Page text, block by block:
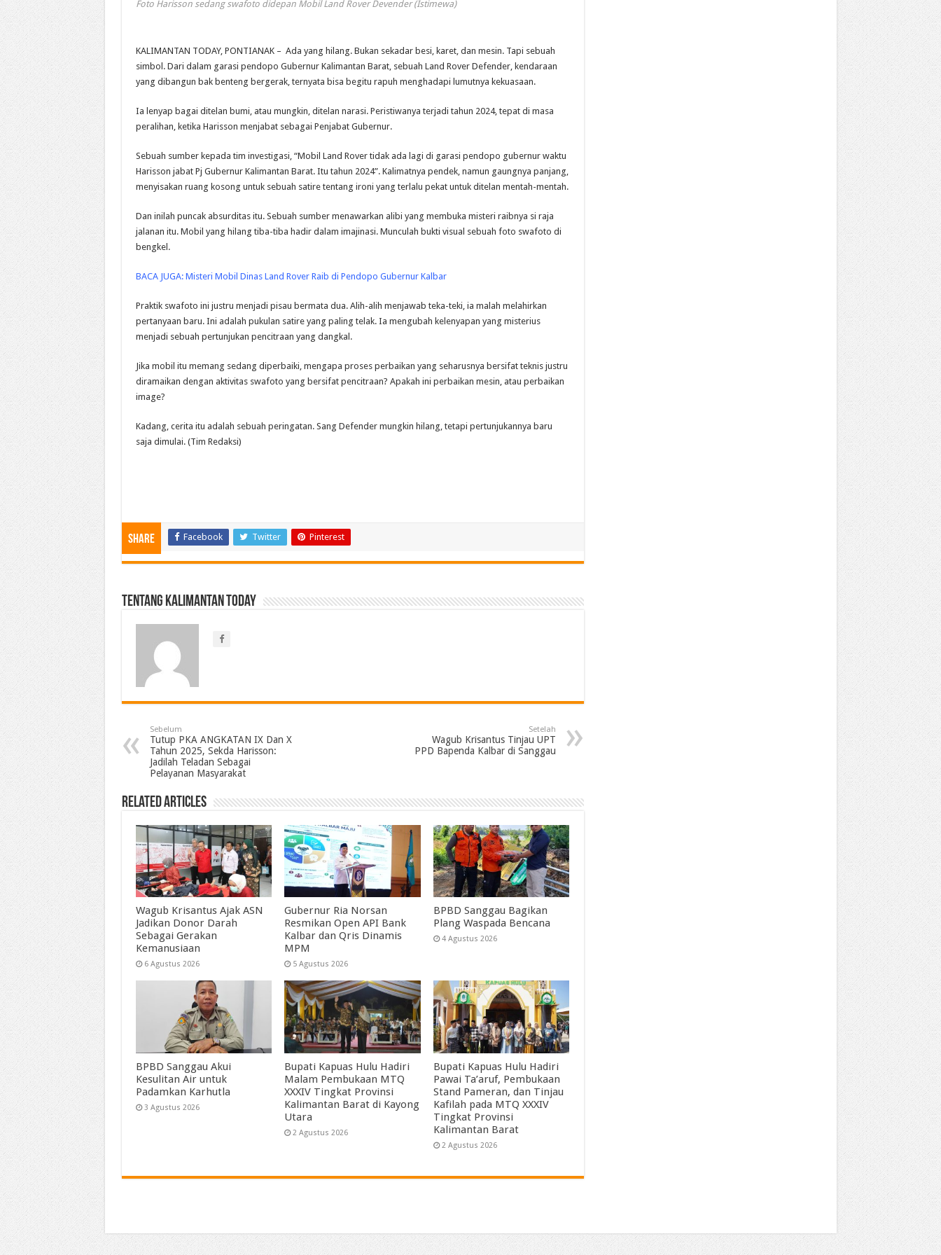
Foto Harisson sedang swafoto didepan Mobil Land Rover Devender (Istimewa)
KALIMANTAN TODAY, PONTIANAK – Ada yang hilang. Bukan sekadar besi, karet, dan mesin. Tapi sebuah
simbol. Dari dalam garasi pendopo Gubernur Kalimantan Barat, sebuah Land Rover Defender, kendaraan
yang dibangun bak benteng bergerak, ternyata bisa begitu rapuh menghadapi lumutnya kekuasaan.
Ia lenyap bagai ditelan bumi, atau mungkin, ditelan narasi. Peristiwanya terjadi tahun 2024, tepat di masa
peralihan, ketika Harisson menjabat sebagai Penjabat Gubernur.
Sebuah sumber kepada tim investigasi, “Mobil Land Rover tidak ada lagi di garasi pendopo gubernur waktu
Harisson jabat Pj Gubernur Kalimantan Barat. Itu tahun 2024”. Kalimatnya pendek, namun gaungnya panjang,
menyisakan ruang kosong untuk sebuah satire tentang ironi yang terlalu pekat untuk ditelan mentah-mentah.
Dan inilah puncak absurditas itu. Sebuah sumber menawarkan alibi yang membuka misteri raibnya si raja
jalanan itu. Mobil yang hilang tiba-tiba hadir dalam imajinasi. Munculah bukti visual sebuah foto swafoto di
bengkel.
BACA JUGA: Misteri Mobil Dinas Land Rover Raib di Pendopo Gubernur Kalbar
Praktik swafoto ini justru menjadi pisau bermata dua. Alih-alih menjawab teka-teki, ia malah melahirkan
pertanyaan baru. Ini adalah pukulan satire yang paling telak. Ia mengubah kelenyapan yang misterius
menjadi sebuah pertunjukan pencitraan yang dangkal.
Jika mobil itu memang sedang diperbaiki, mengapa proses perbaikan yang seharusnya bersifat teknis justru
diramaikan dengan aktivitas swafoto yang bersifat pencitraan? Apakah ini perbaikan mesin, atau perbaikan
image?
Kadang, cerita itu adalah sebuah peringatan. Sang Defender mungkin hilang, tetapi pertunjukannya baru
saja dimulai. (Tim Redaksi)
Share Facebook Twitter Pinterest
Tentang Kalimantan Today
Sebelum
Tutup PKA ANGKATAN IX Dan X
Tahun 2025, Sekda Harisson:
Jadilah Teladan Sebagai
Pelayanan Masyarakat
Setelah
Wagub Krisantus Tinjau UPT
PPD Bapenda Kalbar di Sanggau
Related Articles
Wagub Krisantus Ajak ASN
Jadikan Donor Darah
Sebagai Gerakan
Kemanusiaan
6 Agustus 2026
Gubernur Ria Norsan
Resmikan Open API Bank
Kalbar dan Qris Dinamis
MPM
5 Agustus 2026
BPBD Sanggau Bagikan
Plang Waspada Bencana
4 Agustus 2026
BPBD Sanggau Akui
Kesulitan Air untuk
Padamkan Karhutla
3 Agustus 2026
Bupati Kapuas Hulu Hadiri
Malam Pembukaan MTQ
XXXIV Tingkat Provinsi
Kalimantan Barat di Kayong
Utara
2 Agustus 2026
Bupati Kapuas Hulu Hadiri
Pawai Ta’aruf, Pembukaan
Stand Pameran, dan Tinjau
Kafilah pada MTQ XXXIV
Tingkat Provinsi
Kalimantan Barat
2 Agustus 2026